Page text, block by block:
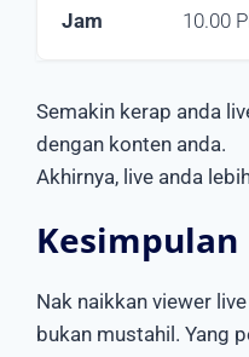
10.00
Semakin kerap anda
dengan konten anda.
Akhirnya, live anda
Kesimpulan
Nak naikkan viewer live
bukan mustahil. Yang